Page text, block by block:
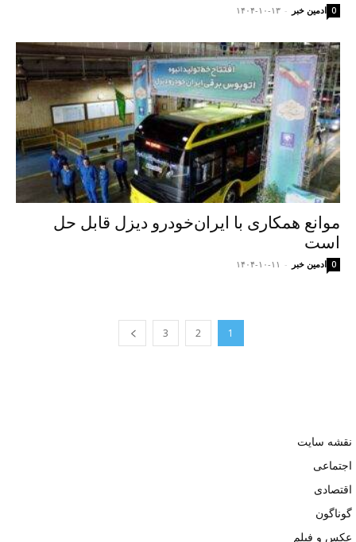
ادمین خبر - ۱۴۰۴-۱۰-۱۳ 0
موانع همکاری با ایران‌خودرو دیزل قابل حل
است
ادمین خبر - ۱۴۰۴-۱۰-۱۱ 0
1
2
3
نقشه سایت
اجتماعی
اقتصادی
گوناگون
عکس و فیلم